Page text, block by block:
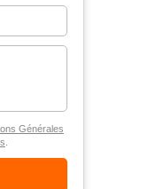
Générales